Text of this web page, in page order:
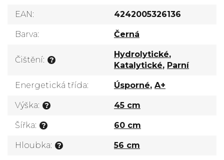
EAN: 4242005326136
Barva: Černá
?
Čištění:
Hydrolytické,
Katalytické, Parní
Energetická třída: Úsporné, A+
?
Výška: 45 cm
?
Šířka: 60 cm
?
Hloubka: 56 cm